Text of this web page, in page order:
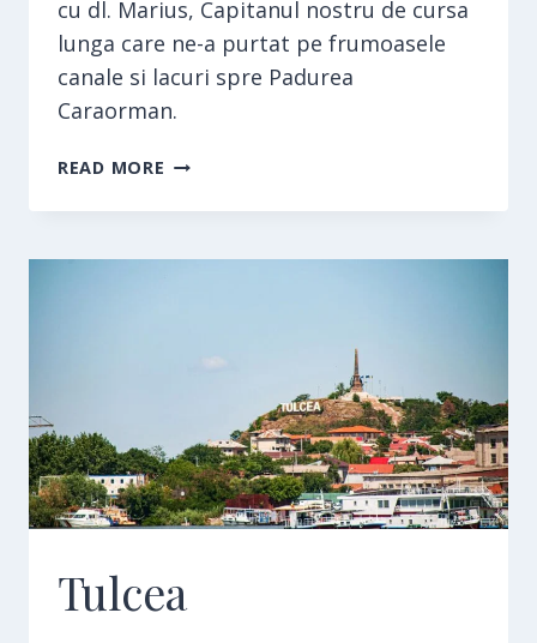
cu dl. Marius, Capitanul nostru de cursa
lunga care ne-a purtat pe frumoasele
canale si lacuri spre Padurea
Caraorman.
READ MORE PADUREA
Tulcea